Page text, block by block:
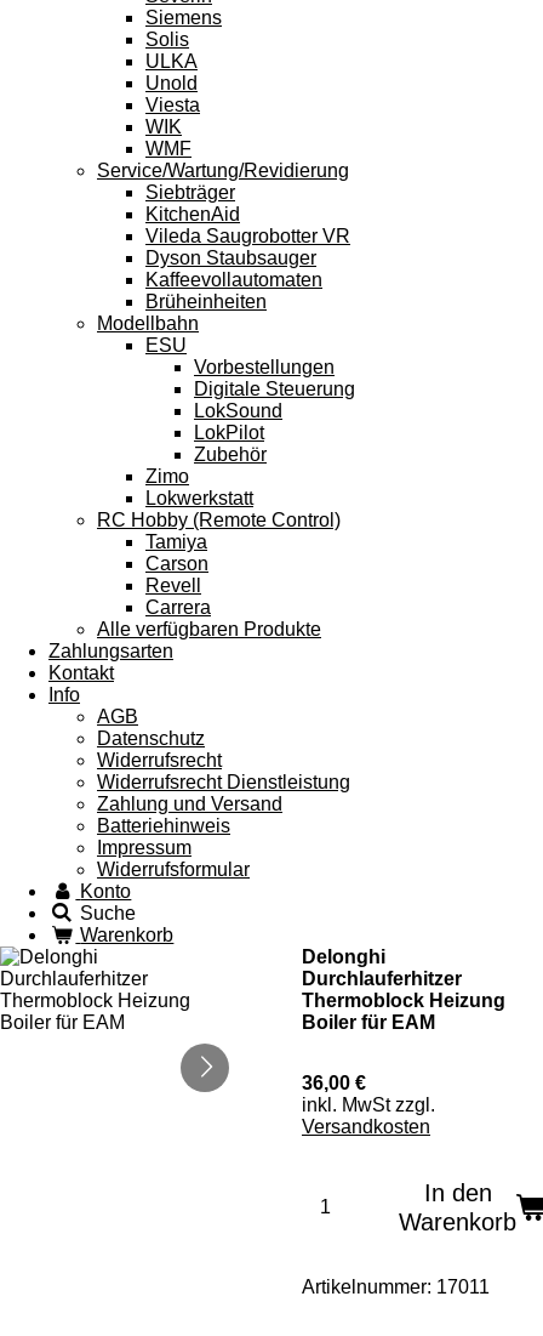
Siemens
Solis
ULKA
Unold
Viesta
WIK
WMF
Service/Wartung/Revidierung
Siebträger
KitchenAid
Vileda Saugrobotter VR
Dyson Staubsauger
Kaffeevollautomaten
Brüheinheiten
Modellbahn
ESU
Vorbestellungen
Digitale Steuerung
LokSound
LokPilot
Zubehör
Zimo
Lokwerkstatt
RC Hobby (Remote Control)
Tamiya
Carson
Revell
Carrera
Alle verfügbaren Produkte
Zahlungsarten
Kontakt
Info
AGB
Datenschutz
Widerrufsrecht
Widerrufsrecht Dienstleistung
Zahlung und Versand
Batteriehinweis
Impressum
Widerrufsformular
Konto
Suche
Warenkorb
Delonghi
Durchlauferhitzer
Thermoblock Heizung
Boiler für EAM
36,00 €
inkl. MwSt zzgl.
Versandkosten
In den
Warenkorb
Artikelnummer: 17011